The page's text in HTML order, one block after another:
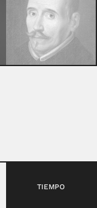
TIEMPO